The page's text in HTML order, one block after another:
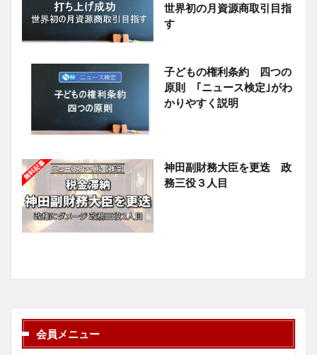
世界初の月資源商取引目指
す
子どもの権利条約 四つの
原則 ｢ニュース検定｣がわ
かりやすく説明
神田副財務大臣を更迭 政
務三役３人目
会員メニュー